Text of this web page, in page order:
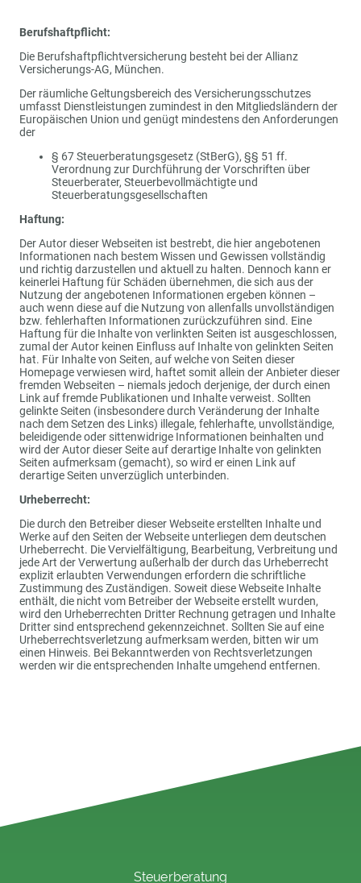
Berufshaftpflicht:
Die Berufshaftpflichtversicherung besteht bei der Allianz
Versicherungs-AG, München.
Der räumliche Geltungsbereich des Versicherungsschutzes
umfasst Dienstleistungen zumindest in den Mitgliedsländern der
Europäischen Union und genügt mindestens den Anforderungen
der
§ 67 Steuerberatungsgesetz (StBerG), §§ 51 ff.
Verordnung zur Durchführung der Vorschriften über
Steuerberater, Steuerbevollmächtigte und
Steuerberatungsgesellschaften
Haftung:
Der Autor dieser Webseiten ist bestrebt, die hier angebotenen
Informationen nach bestem Wissen und Gewissen vollständig
und richtig darzustellen und aktuell zu halten. Dennoch kann er
keinerlei Haftung für Schäden übernehmen, die sich aus der
Nutzung der angebotenen Informationen ergeben können –
auch wenn diese auf die Nutzung von allenfalls unvollständigen
bzw. fehlerhaften Informationen zurückzuführen sind. Eine
Haftung für die Inhalte von verlinkten Seiten ist ausgeschlossen,
zumal der Autor keinen Einfluss auf Inhalte von gelinkten Seiten
hat. Für Inhalte von Seiten, auf welche von Seiten dieser
Homepage verwiesen wird, haftet somit allein der Anbieter dieser
fremden Webseiten – niemals jedoch derjenige, der durch einen
Link auf fremde Publikationen und Inhalte verweist. Sollten
gelinkte Seiten (insbesondere durch Veränderung der Inhalte
nach dem Setzen des Links) illegale, fehlerhafte, unvollständige,
beleidigende oder sittenwidrige Informationen beinhalten und
wird der Autor dieser Seite auf derartige Inhalte von gelinkten
Seiten aufmerksam (gemacht), so wird er einen Link auf
derartige Seiten unverzüglich unterbinden.
Urheberrecht:
Die durch den Betreiber dieser Webseite erstellten Inhalte und
Werke auf den Seiten der Webseite unterliegen dem deutschen
Urheberrecht. Die Vervielfältigung, Bearbeitung, Verbreitung und
jede Art der Verwertung außerhalb der durch das Urheberrecht
explizit erlaubten Verwendungen erfordern die schriftliche
Zustimmung des Zuständigen. Soweit diese Webseite Inhalte
enthält, die nicht vom Betreiber der Webseite erstellt wurden,
wird den Urheberrechten Dritter Rechnung getragen und Inhalte
Dritter sind entsprechend gekennzeichnet. Sollten Sie auf eine
Urheberrechtsverletzung aufmerksam werden, bitten wir um
einen Hinweis. Bei Bekanntwerden von Rechtsverletzungen
werden wir die entsprechenden Inhalte umgehend entfernen.
Steuerberatung